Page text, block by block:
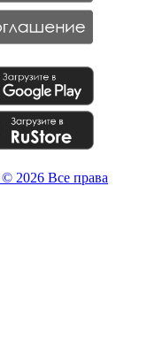
2026 Все права